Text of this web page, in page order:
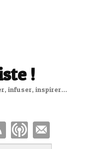
!
infuser, inspirer…